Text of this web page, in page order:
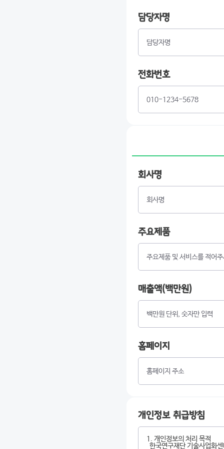
담당자명
전화번호
회사명
주요제품
매출액(백만원)
홈페이지
개인정보 취급방침